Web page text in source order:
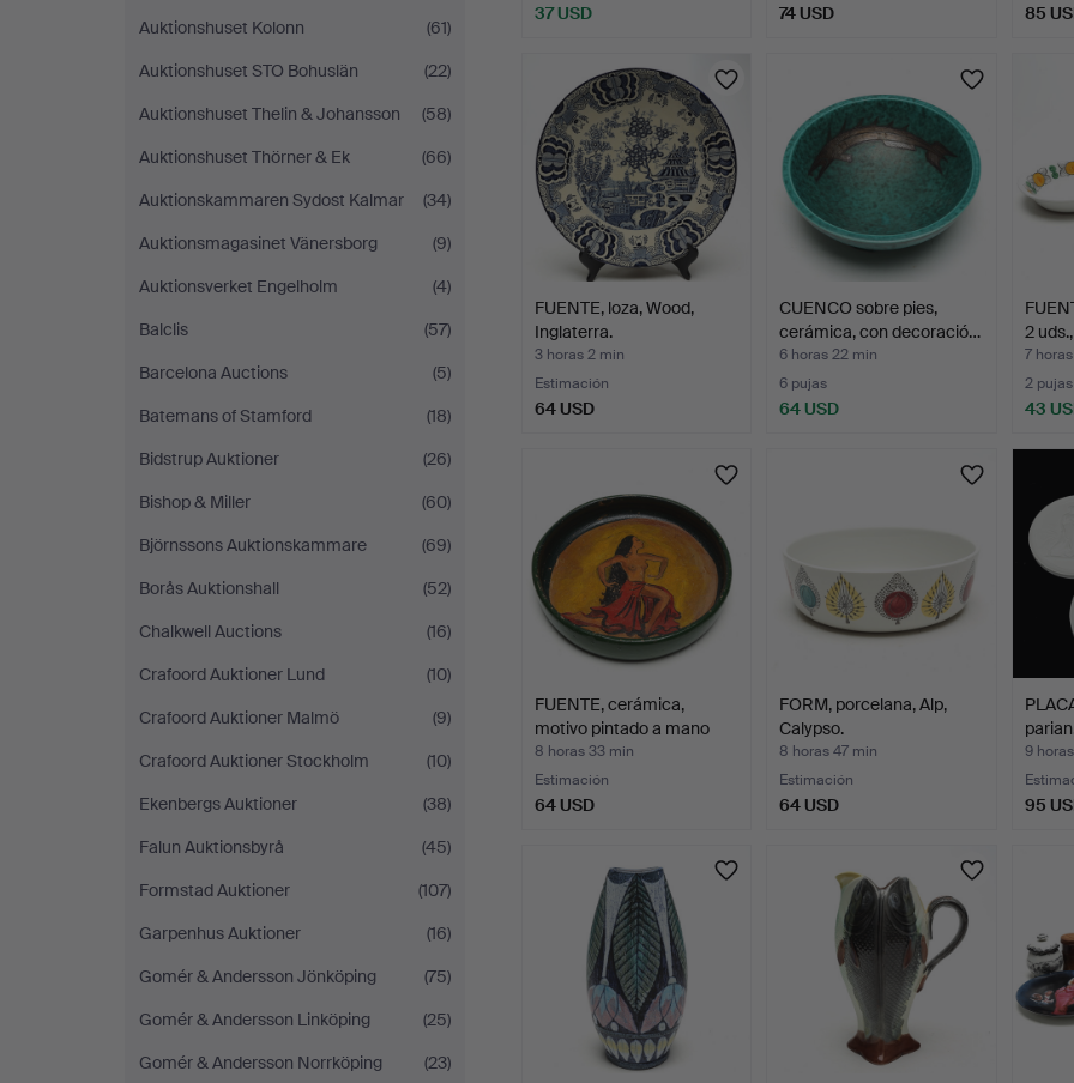
Auktionshuset Kolonn
(61)
Auktionshuset STO Bohuslän
(22)
Auktionshuset Thelin & Johansson
(58)
Auktionshuset Thörner & Ek
(66)
Auktionskammaren Sydost Kalmar
(34)
Auktionsmagasinet Vänersborg
(9)
Auktionsverket Engelholm
(4)
Balclis
(57)
Barcelona Auctions
(5)
Batemans of Stamford
(18)
Bidstrup Auktioner
(26)
Bishop & Miller
(60)
Björnssons Auktionskammare
(69)
Borås Auktionshall
(52)
Chalkwell Auctions
(16)
Crafoord Auktioner Lund
(10)
Crafoord Auktioner Malmö
(9)
Crafoord Auktioner Stockholm
(10)
Ekenbergs Auktioner
(38)
Falun Auktionsbyrå
(45)
Formstad Auktioner
(107)
Garpenhus Auktioner
(16)
Gomér & Andersson Jönköping
(75)
Gomér & Andersson Linköping
(25)
Gomér & Andersson Norrköping
(23)
37 USD 74 USD 85
FUENTE, loza, Wood,
Inglaterra.
3 horas 2 min
Estimación
64 USD
CUENCO sobre pies,
cerámica, con decoració…
6 horas 22 min
6 pujas
64 USD
2
7
2 pujas
43
FUENTE, cerámica,
motivo pintado a mano
co…
8 horas 33 min
Estimación
64 USD
FORM, porcelana, Alp,
Calypso.
8 horas 47 min
Estimación
64 USD
9
95